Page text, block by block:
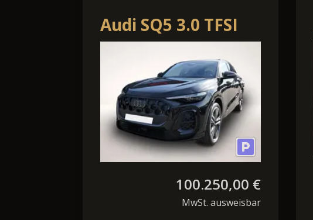
Audi SQ5 3.0 TFSI
367 PS
Luftfederung B&O
HUD 360 Vol
100.250,00 €
MwSt. ausweisbar